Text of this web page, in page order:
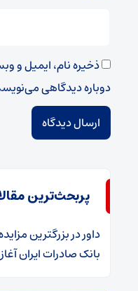
ذخیره نام، ایمیل و
دوباره دیدگاهی
پربحث‌ترین
داوردر​بزرگترین
بانک صادرات ایران